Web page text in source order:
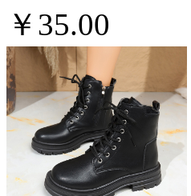
￥35.00